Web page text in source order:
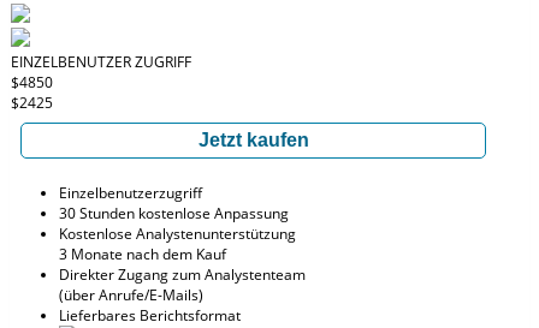
EINZELBENUTZER ZUGRIFF
$4850
$2425
Jetzt kaufen
Einzelbenutzerzugriff
30 Stunden kostenlose Anpassung
Kostenlose Analystenunterstützung
3 Monate nach dem Kauf
Direkter Zugang zum Analystenteam
(über Anrufe/E-Mails)
Lieferbares Berichtsformat